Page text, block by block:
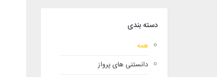
دسته بندی
همه
دانستنی های پرواز